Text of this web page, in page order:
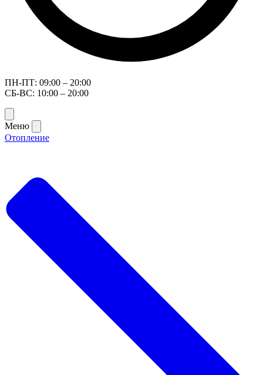
ПН-ПТ: 09:00 – 20:00
СБ-ВС: 10:00 – 20:00
Меню
Отопление